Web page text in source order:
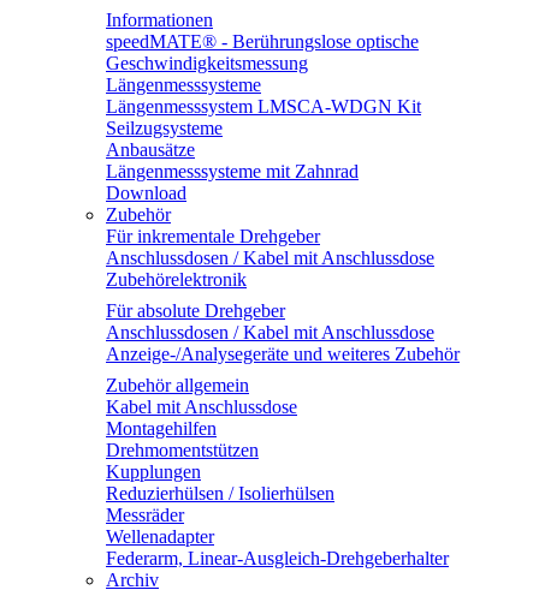
Informationen
speedMATE® - Berührungslose optische
Geschwindigkeitsmessung
Längenmesssysteme
Längenmesssystem LMSCA-WDGN Kit
Seilzugsysteme
Anbausätze
Längenmesssysteme mit Zahnrad
Download
Zubehör
Für inkrementale Drehgeber
Anschlussdosen / Kabel mit Anschlussdose
Zubehörelektronik
Für absolute Drehgeber
Anschlussdosen / Kabel mit Anschlussdose
Anzeige-/Analysegeräte und weiteres Zubehör
Zubehör allgemein
Kabel mit Anschlussdose
Montagehilfen
Drehmomentstützen
Kupplungen
Reduzierhülsen / Isolierhülsen
Messräder
Wellenadapter
Federarm, Linear-Ausgleich-Drehgeberhalter
Archiv